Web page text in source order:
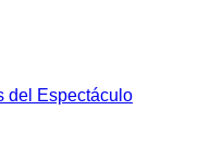
del Espectáculo